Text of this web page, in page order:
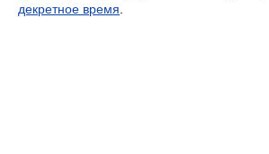
декретное время